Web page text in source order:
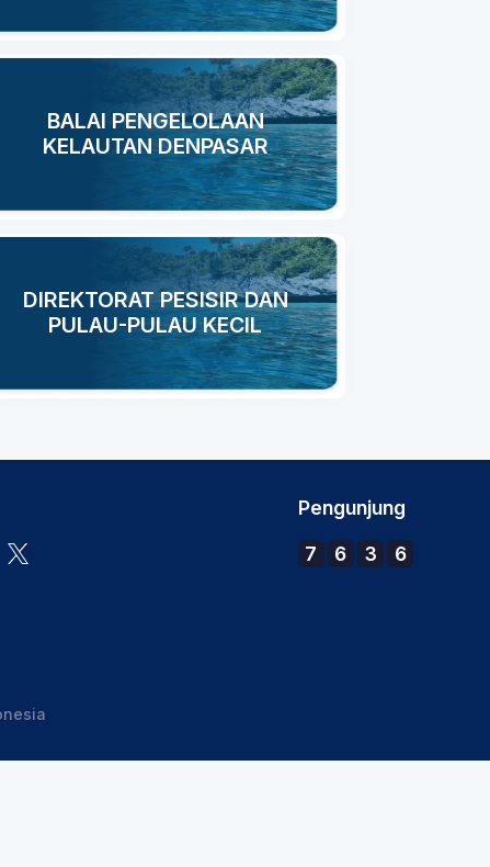
BALAI PENGELOLAAN
KELAUTAN DENPASAR
DIREKTORAT PESISIR DAN
PULAU-PULAU KECIL
Pengunjung
7 6 3 6